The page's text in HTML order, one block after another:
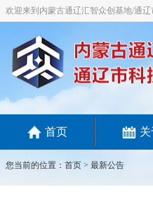
欢迎来到内蒙古通辽汇智众创基地/通辽
首页
您当前的位置： 首页 > 最新公告